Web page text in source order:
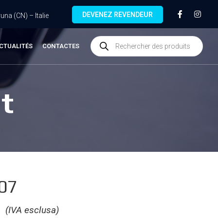
(CN) – Italie DEVENEZ REVENDEUR
CONTACTES
(IVA esclusa)